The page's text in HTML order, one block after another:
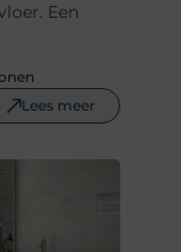
Een
Lees meer